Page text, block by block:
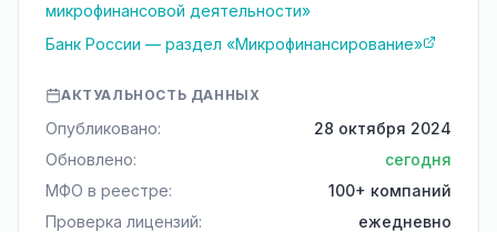
микрофинансовой деятельности»
Банк России — раздел «Микрофинансирование»
АКТУАЛЬНОСТЬ ДАННЫХ
Опубликовано:
28 октября 2024
Обновлено:
сегодня
МФО в реестре:
100+ компаний
Проверка лицензий:
ежедневно